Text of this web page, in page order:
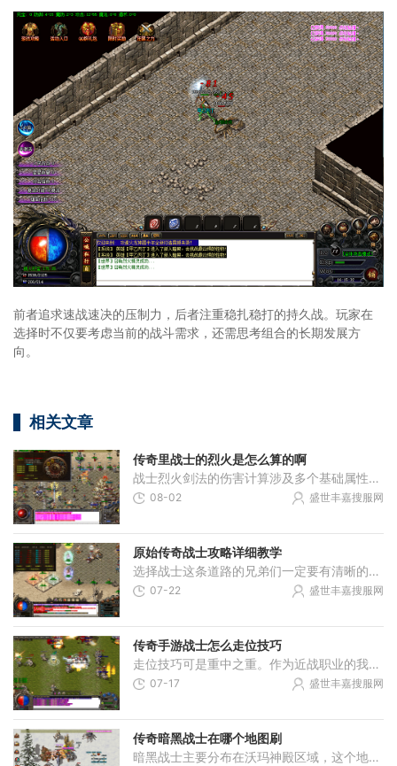
前者追求速战速决的压制力，后者注重稳扎稳打的持久战。玩家在
选择时不仅要考虑当前的战斗需求，还需思考组合的长期发展方
向。
相关文章
传奇里战士的烈火是怎么算的啊
战士烈火剑法的伤害计算涉及多个基础属性因素，常见的计算公式涵盖攻击力、技能倍率、暴击与目标防御值。其中基础攻击力取决于角色装备的武器和防具数值，烈火技能等级与倍数
08-02 盛世丰嘉搜服网
原始传奇战士攻略详细教学
选择战士这条道路的兄弟们一定要有清晰的自我定位。战士们虽然拥有强大的近战爆发能力和出色的生存能力，但在升级过程中相对较慢，对装备的依赖也比较大。咱们玩战士的兄弟需
07-22 盛世丰嘉搜服网
传奇手游战士怎么走位技巧
走位技巧可是重中之重。作为近战职业的我们，必须时刻注意与敌人保持合适距离，离得太近容易吃技能，离得太远又打不出伤害，这个度的把握需要我们在实战中慢慢体会。走位不仅
07-17 盛世丰嘉搜服网
传奇暗黑战士在哪个地图刷
暗黑战士主要分布在沃玛神殿区域，这个地图是寻找暗黑战士的主要场所。沃玛神殿内部结构复杂，分为多个层次，暗黑战士通常出现在较深的楼层。玩家需要做好充分准备，携带足够